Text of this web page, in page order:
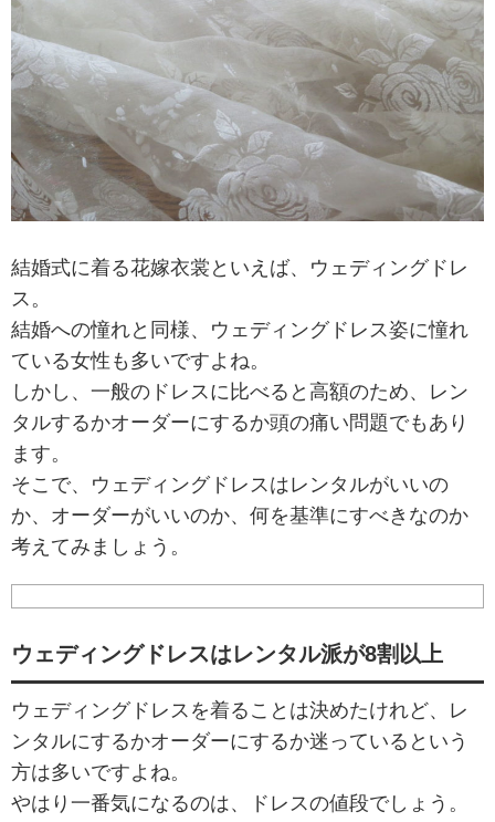
結婚式に着る花嫁衣裳といえば、ウェディングドレ
ス。
結婚への憧れと同様、ウェディングドレス姿に憧れ
ている女性も多いですよね。
しかし、一般のドレスに比べると高額のため、レン
タルするかオーダーにするか頭の痛い問題でもあり
ます。
そこで、ウェディングドレスはレンタルがいいの
か、オーダーがいいのか、何を基準にすべきなのか
考えてみましょう。
ウェディングドレスはレンタル派が8割以上
ウェディングドレスを着ることは決めたけれど、レ
ンタルにするかオーダーにするか迷っているという
方は多いですよね。
やはり一番気になるのは、ドレスの値段でしょう。